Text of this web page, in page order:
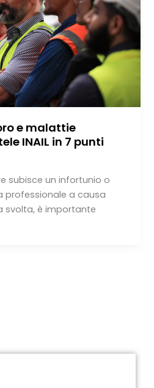
e malattie
INAIL in 7 punti
subisce un infortunio o
a causa
svolta, è importante